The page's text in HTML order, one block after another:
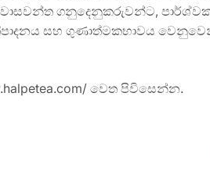
ගනුදෙනුකරුවන්ට,
සහ ගුණාත්මකභාවය
වෙත පිවිසෙන්න.